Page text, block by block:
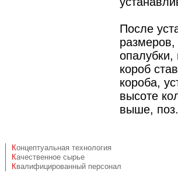
После
опалубки,
короб
короба,
высоте
выше,
Концептуальная технология
Качественное сырье
Квалифицированный персонал